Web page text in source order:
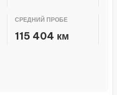
СРЕДНИЙ ПРОБЕ
115 404 км